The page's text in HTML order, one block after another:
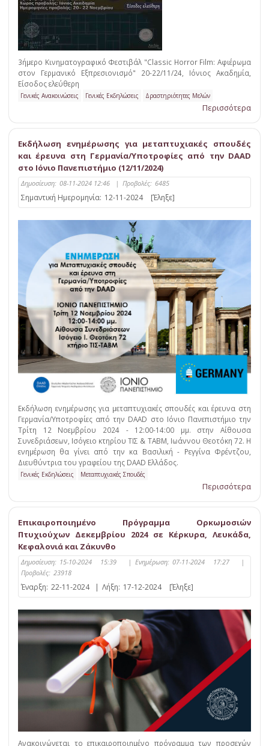
3ήμερο Κινηματογραφικό Φεστιβάλ "Classic Horror Film: Αφιέρωμα
στον Γερμανικό Εξπρεσιονισμό" 20-22/11/24, Ιόνιος Ακαδημία,
Είσοδος ελεύθερη
Γενικές Ανακοινώσεις Γενικές Εκδηλώσεις Δραστηριότητες Μελών
Περισσότερα
Εκδήλωση ενημέρωσης για μεταπτυχιακές σπουδές
και έρευνα στη Γερμανία/Υποτροφίες από την DAAD
στο Ιόνιο Πανεπιστήμιο (12/11/2024)
Δημοσίευση: 08-11-2024 12:46 | Προβολές: 6485
Σημαντική Ημερομηνία: 12-11-2024 [Έληξε]
Εκδήλωση ενημέρωσης για μεταπτυχιακές σπουδές και έρευνα στη
Γερμανία/Υποτροφίες από την DAAD στο Ιόνιο Πανεπιστήμιο την
Τρίτη 12 Νοεμβρίου 2024 - 12:00-14:00 μμ. στην Αίθουσα
Συνεδριάσεων, Ισόγειο κτηρίου ΤΙΣ & ΤΑΒΜ, Ιωάννου Θεοτόκη 72. Η
ενημέρωση θα γίνει από την κα Βασιλική - Ρεγγίνα Φρέντζου,
Διευθύντρια του γραφείου της DAAD Ελλάδος.
Γενικές Εκδηλώσεις Μεταπτυχιακές Σπουδές
Περισσότερα
Επικαιροποιημένο Πρόγραμμα Ορκωμοσιών
Πτυχιούχων Δεκεμβρίου 2024 σε Κέρκυρα, Λευκάδα,
Κεφαλονιά και Ζάκυνθο
Δημοσίευση: 15-10-2024 15:39 | Ενημέρωση: 07-11-2024 17:27
|
Προβολές: 23918
Έναρξη: 22-11-2024 | Λήξη: 17-12-2024 [Έληξε]
Ανακοινώνεται το επικαιροποιημένο πρόγραμμα των προσεχών